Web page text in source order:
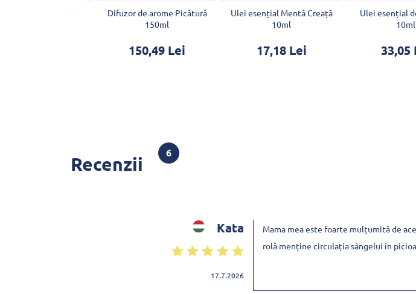
Difuzor de arome Picătură
150ml
150,49 Lei
Ulei esențial Mentă Creață
10ml
17,18 Lei
Ulei esențial
10ml
33,05
Recenzii 6
Kata
17.7.2026
Mama mea este foarte mulțumită de
rolă menține circulația sângelui în